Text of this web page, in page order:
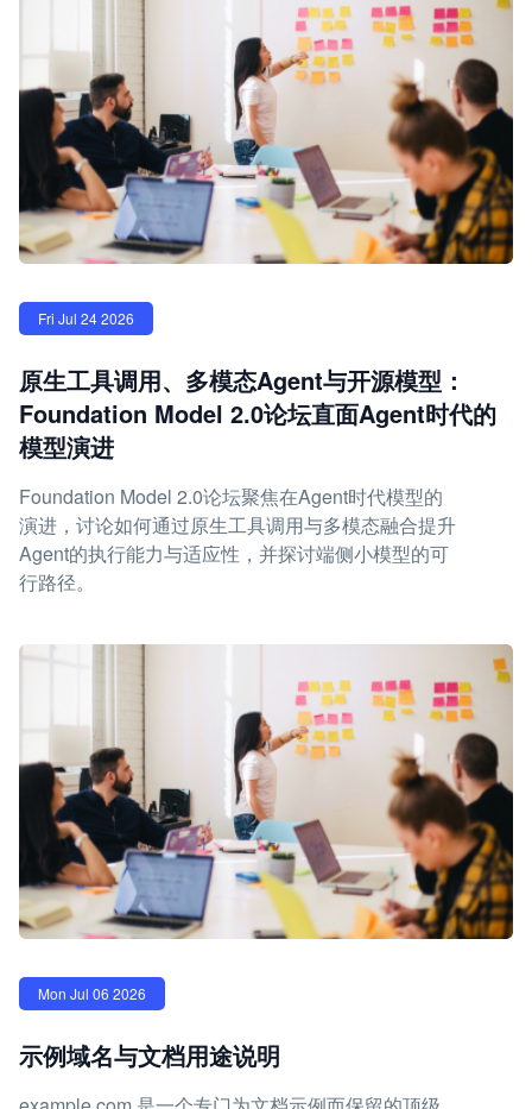
Fri Jul 24 2026
原生工具调用、多模态Agent与开源模型：
Foundation Model 2.0论坛直面Agent时代的
模型演进
Foundation Model 2.0论坛聚焦在Agent时代模型的
演进，讨论如何通过原生工具调用与多模态融合提升
Agent的执行能力与适应性，并探讨端侧小模型的可
行路径。
Mon Jul 06 2026
示例域名与文档用途说明